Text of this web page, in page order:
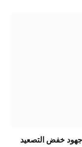
خفض التصعيد